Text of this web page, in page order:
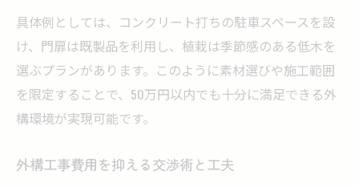
具体例としては、コンクリート打ちの駐車スペースを設
け、門扉は既製品を利用し、植栽は季節感のある低木を
選ぶプランがあります。このように素材選びや施工範囲
を限定することで、50万円以内でも十分に満足できる外
構環境が実現可能です。
外構工事費用を抑える交渉術と工夫